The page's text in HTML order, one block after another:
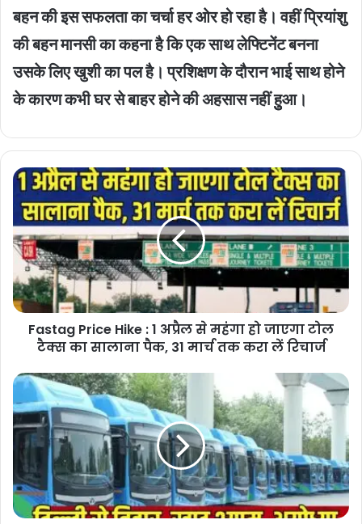
बहन की इस सफलता का चर्चा हर ओर हो रहा है। वहीं प्रियांशु
की बहन मानसी का कहना है कि एक साथ लेफ्टिनेंट बनना
उसके लिए खुशी का पल है। प्रशिक्षण के दौरान भाई साथ होने
के कारण कभी घर से बाहर होने की अहसास नहीं हुुआ।
Fastag
Price
Hike
:
1
अप्रैल
से
महंगा
हो
जाएगा
का
सालाना
पैक,
31
मार्च
तक
करा
लें
रिचार्ज
Fastag Price Hike : 1 अप्रैल से महंगा हो जाएगा टोल
टैक्स का सालाना पैक, 31 मार्च तक करा लें रिचार्ज
Interstate
Buses
Service
From
Delhi
दिल्ली
से
बिहार,